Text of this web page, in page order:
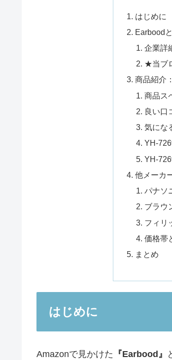
はじめに
Earbood
企業詳
★当ブ
商品紹介
商品ス
良い口
気にな
YH-
YH-
他メーカ
パナソ
ブラウ
フィリ
価格帯
まとめ
はじめに
Amazonで見かけた 『Earbood』